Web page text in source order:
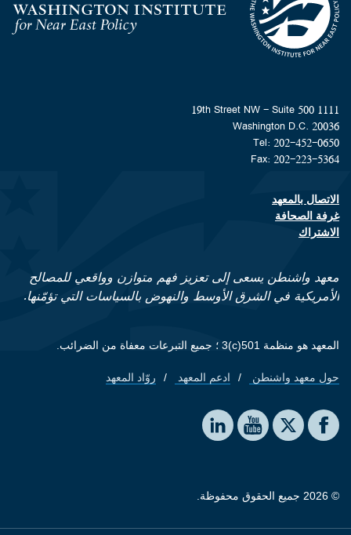
Homepage
1111 19th Street NW - Suite 500
Washington D.C. 20036
Tel: 202-452-0650
Fax: 202-223-5364
Footer contact links
الاتصال بالمعهد
غرفة الصحافة
الاشتراك
معهد واشنطن يسعى إلى تعزيز فهم متوازن وواقعي للمصالح
الأمريكية في الشرق الأوسط والنهوض بالسياسات التي تؤمّنها.
المعهد هو منظمة 501(c)3 ؛ جميع التبرعات معفاة من الضرائب.
Footer quick links
حول معهد واشنطن ادعم المعهد روّاد المعهد
Social media
The Washington Institute on Facebook
The Washington Institute on X
The Washington Institute on YouTube
The Washington Institute on LinkedIn
© 2026 جميع الحقوق محفوظة.